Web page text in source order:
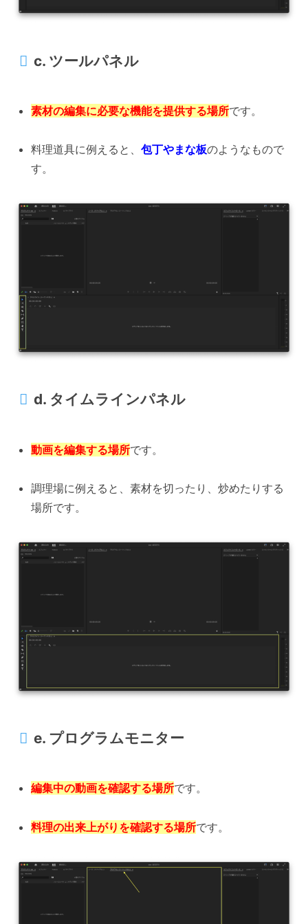
c. ツールパネル
素材の編集に必要な機能を提供する場所です。
料理道具に例えると、包丁やまな板のようなもので
す。
d. タイムラインパネル
動画を編集する場所です。
調理場に例えると、素材を切ったり、炒めたりする
場所です。
e. プログラムモニター
編集中の動画を確認する場所です。
料理の出来上がりを確認する場所です。